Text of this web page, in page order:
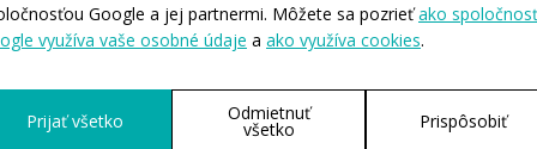
Google a jej partnermi. Môžete sa pozrieťako spoločnosť
využíva vaše osobné údaje a ako využíva cookies.
Prijať všetko Odmietnuť
všetko Prispôsobiť